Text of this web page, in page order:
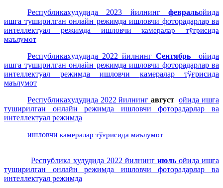
Республикаҳудудида 2023 йилнингфевральойида
ишга туширилган онлайн режимда ишловчи фоторадарлар ва
интеллектуал режимда
ишловчи
камералар тўғрисида
маълумот
Республикаҳудудида 2022 йилнингСентябрьойида
ишга туширилган онлайн режимда ишловчи фоторадарлар ва
интеллектуал
режимда ишловчи
камералар тўғрисида
маълумот
Республикаҳудудида 2022 йилнингавгустойида ишга
туширилган онлайн режимда ишловчи фоторадарлар ва
интеллектуал режимда
ишловчи камералар тўғрисида маълумот
Республика ҳудудида 2022 йилнингиюль ойида ишга
туширилган онлайн режимда ишловчи фоторадарлар ва
интеллектуал режимда